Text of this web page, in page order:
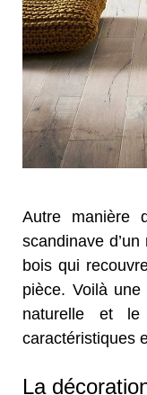
Autre manière
scandinave
bois qui
pièce. Voilà une
naturelle et le
caractéristiques
La